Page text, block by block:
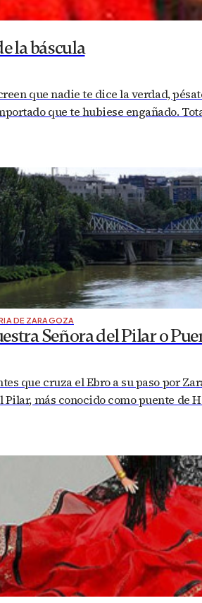
la báscula
que nadie te dice la verdad,
que te hubiese engañado.
DE ZARAGOZA
Señora del Pilar o
que cruza el Ebro a su paso por
Pilar, más conocido como puente